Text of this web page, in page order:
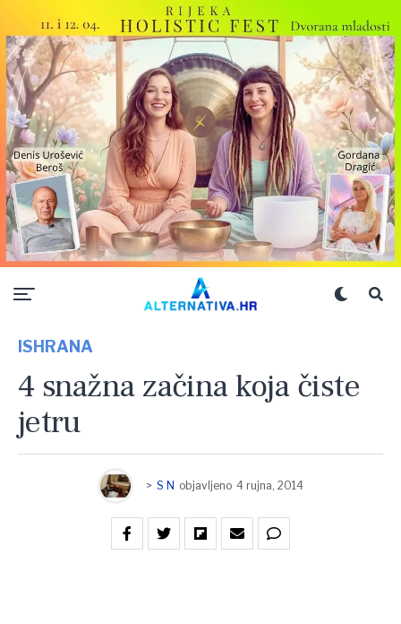
ISHRANA
4 snažna začina koja čiste
jetru
> S N objavljeno 4 rujna, 2014